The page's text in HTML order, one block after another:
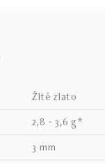
žlté zlato
2,8 - 3,6 g*
3 mm